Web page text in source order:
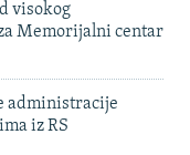
visokog
Memorijalni centar
administracije
iz RS